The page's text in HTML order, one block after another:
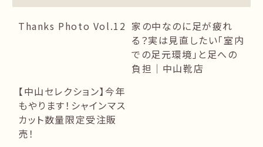
Thanks Photo Vol.12 家の中なのに足が疲れ
る？実は見直したい「室内
での足元環境」と足への
負担｜中山靴店
【中山セレクション】今年
もやります！シャインマス
カット数量限定受注販
売！